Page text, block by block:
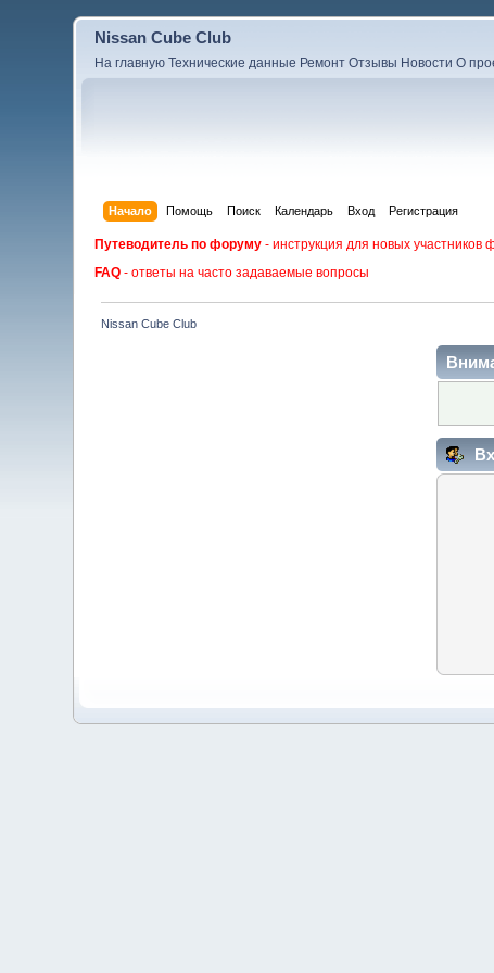
Nissan Cube Club
На главную Технические данные Ремонт Отзывы Новости О
Начало Помощь Поиск Календарь Вход Регистрация
Путеводитель по форуму - инструкция для новых участников
FAQ - ответы на часто задаваемые вопросы
Nissan Cube Club